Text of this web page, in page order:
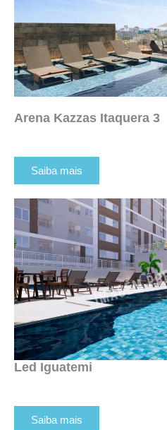
Arena Kazzas Itaquera 3
Saiba mais
Led Iguatemi
Saiba mais